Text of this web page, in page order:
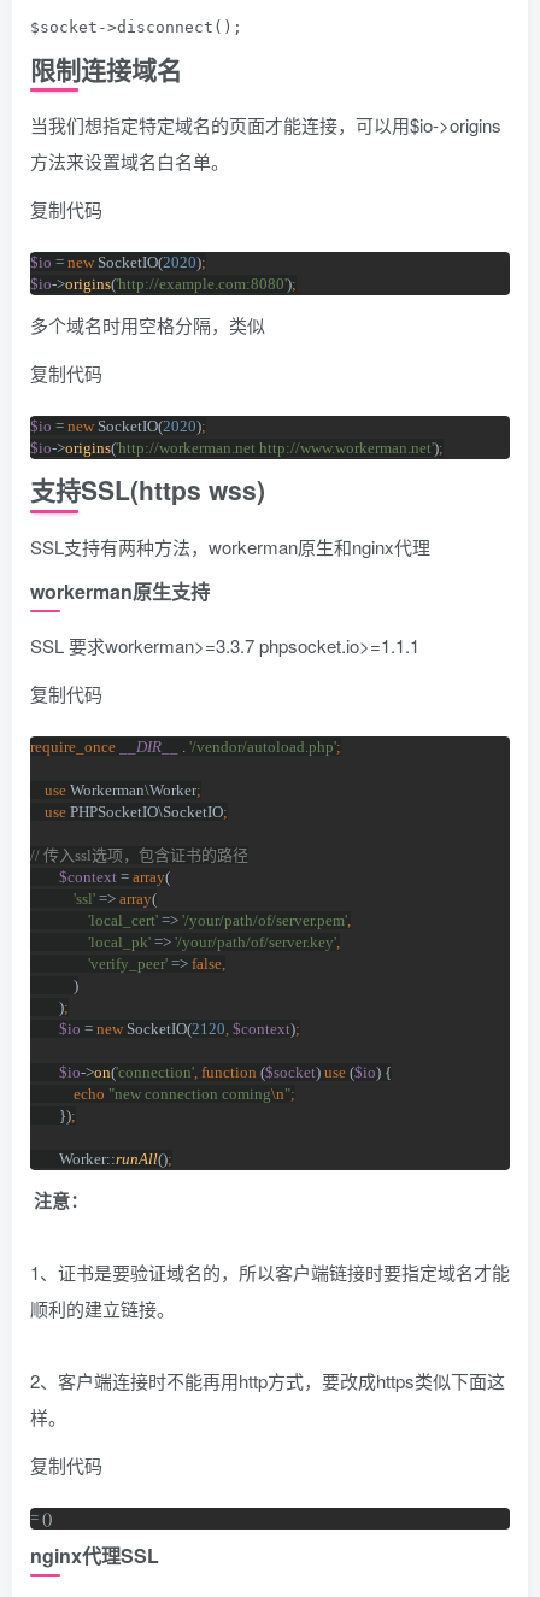
$socket->disconnect();
限制连接域名
当我们想指定特定域名的页面才能连接，可以用$io->origins
方法来设置域名白名单。
复制代码
$io = new SocketIO(2020);
$io->origins('http://example.com:8080');
多个域名时用空格分隔，类似
复制代码
$io = new SocketIO(2020);
$io->origins('http://workerman.net http://www.workerman.net');
支持SSL(https wss)
SSL支持有两种方法，workerman原生和nginx代理
workerman原生支持
SSL 要求workerman>=3.3.7 phpsocket.io>=1.1.1
复制代码
require_once __DIR__ '/vendor/autoload.php';
use Workerman\Worker;
use PHPSocketIO\SocketIO;
// 传入ssl选项，包含证书的路径
$context = array(
'ssl' => array(
'local_cert' => '/your/path/of/server.pem'
'local_pk' => '/your/path/of/server.key'
'verify_peer' => false,
)
);
$io = new SocketIO(2120 $context);
$io->on('connection' , function ($socket) use ($io) {
echo "new connection coming\n";
});
Worker::runAll();
注意：
1、证书是要验证域名的，所以客户端链接时要指定域名才能
顺利的建立链接。
2、客户端连接时不能再用http方式，要改成https类似下面这
样。
复制代码
= ()
nginx代理SSL